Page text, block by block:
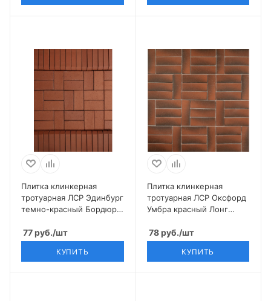
Плитка клинкерная
тротуарная ЛСР Эдинбург
темно-красный Бордюр
77руб./шт
КУПИТЬ
Плитка клинкерная
тротуарная ЛСР Оксфорд
Умбра красный Лонг
78руб./шт
КУПИТЬ